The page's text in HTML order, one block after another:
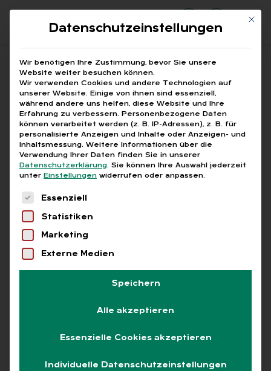
Suchfeld
Suchen
Breadcrumb-Navigation
STARTSEITE
PRINTAUSGABEN
TITELTHEMA: ZUKUNFT PERSONAL IN SICHT! …
HIGHLIGHTS ZUR ZUKUNFT PERSONAL NORD …
Free
HIGH­LIGHTS ZU­KUNFT PER­SO­NAL
High­lights zur Zu­kunft
Per­so­nal Nord Süd
Lesezeit 1 Min.
Mit
Datenschutzeinstellungen
Wir benötigen Ihre Zustimmung, bevor Sie unsere
Website weiter besuchen können.
Wir verwenden Cookies und andere Technologien auf
unserer Website. Einige von ihnen sind essenziell,
während andere uns helfen, diese Website und Ihre
Erfahrung zu verbessern. Personenbezogene Daten
können verarbeitet werden (z. B. IP-Adressen), z. B. für
personalisierte Anzeigen und Inhalte oder Anzeigen- und
Inhaltsmessung. Weitere Informationen über die
Verwendung Ihrer Daten finden Sie in unserer
Datenschutzerklärung. Sie können Ihre Auswahl jederzeit
unter Einstellungen widerrufen oder anpassen.
Es folgt eine Liste der Service-Gruppen, für
Essenziell
Statistiken
Marketing
Externe Medien
Speichern
Alle akzeptieren
Essenzielle Cookies akzeptieren
Individuelle Datenschutzeinstellungen